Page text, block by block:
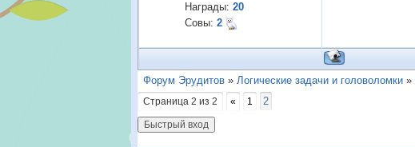
Награды: 20
Совы: 2
Форум Эрудитов » Логические задачи и головоломки »
Страница 2 из 2 « 1
2